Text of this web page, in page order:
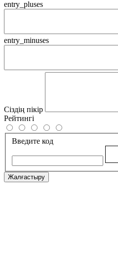
entry_pluses
entry_minuses
Сіздің пікір
Рейтингі
Введите код
Жалғастыру